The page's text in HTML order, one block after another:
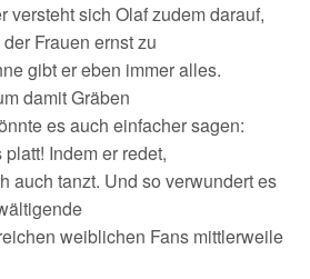
versteht sich Olaf zudem darauf,
Frauen ernst zu
gibt er eben immer alles.
damit Gräben
es auch einfacher sagen:
Indem er redet,
auch tanzt. Und so verwundert es
weiblichen Fans mittlerweile